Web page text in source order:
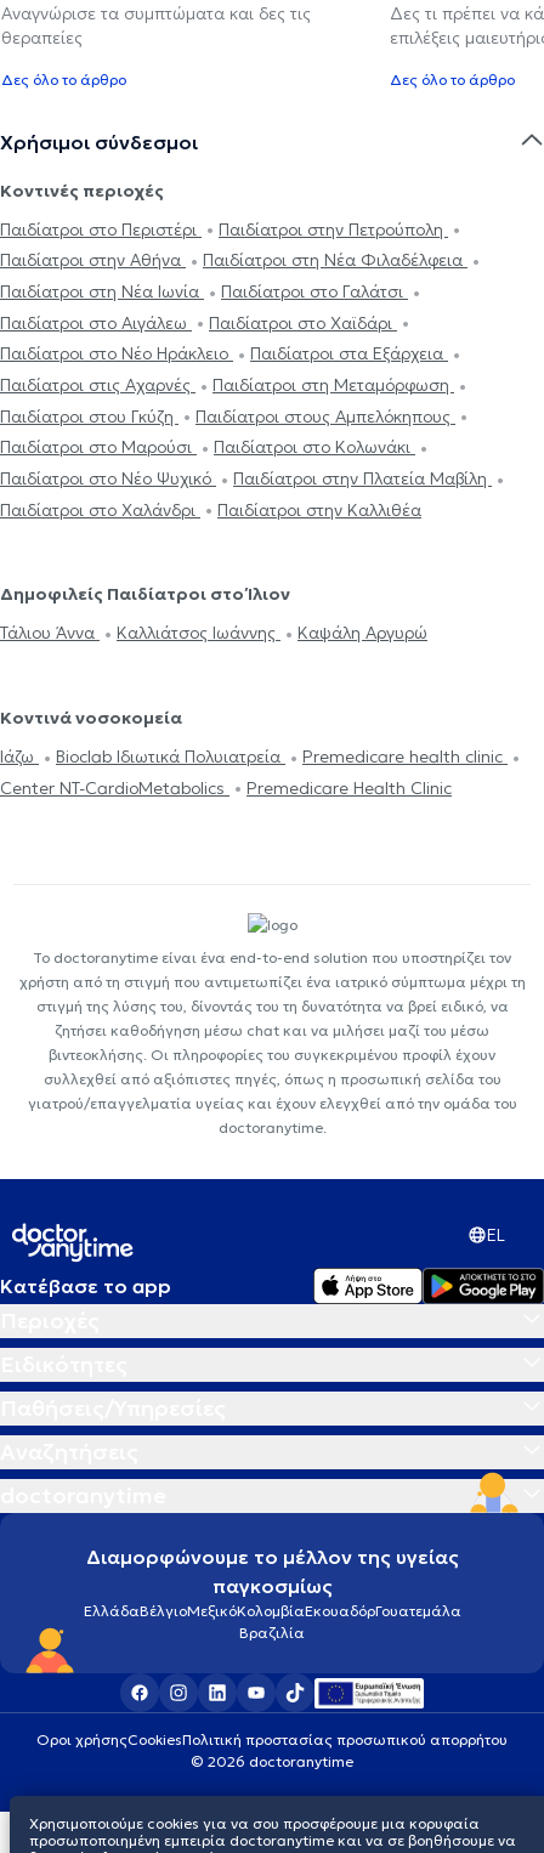
Αναγνώρισε τα συμπτώματα και δες τις
θεραπείες
Δες όλο το άρθρο
Δες τι πρέπει να
επιλέξεις
Δες όλο το άρθρο
Χρήσιμοι σύνδεσμοι
Κοντινές περιοχές
Παιδίατροι στο Περιστέρι
Παιδίατροι στην Πετρούπολη
Παιδίατροι στην Αθήνα
Παιδίατροι στη Νέα Φιλαδέλφεια
Παιδίατροι στη Νέα Ιωνία
Παιδίατροι στο Γαλάτσι
Παιδίατροι στο Αιγάλεω
Παιδίατροι στο Χαϊδάρι
Παιδίατροι στο Νέο Ηράκλειο
Παιδίατροι στα Εξάρχεια
Παιδίατροι στις Αχαρνές
Παιδίατροι στη Μεταμόρφωση
Παιδίατροι στου Γκύζη
Παιδίατροι στους Αμπελόκηπους
Παιδίατροι στο Μαρούσι
Παιδίατροι στο Κολωνάκι
Παιδίατροι στο Νέο Ψυχικό
Παιδίατροι στην Πλατεία Μαβίλη
Παιδίατροι στο Χαλάνδρι
Παιδίατροι στην Καλλιθέα
Δημοφιλείς Παιδίατροι στο Ίλιον
Τάλιου Άννα
Καλλιάτσος Ιωάννης Καψάλη Αργυρώ
Κοντινά νοσοκομεία
Ιάζω
Bioclab Ιδιωτικά Πολυιατρεία
Premedicare health clinic
Center NT-CardioMetabolics
Premedicare Health Clinic
Το doctoranytime είναι ένα end-to-end solution που υποστηρίζει τον
χρήστη από τη στιγμή που αντιμετωπίζει ένα ιατρικό σύμπτωμα μέχρι τη
στιγμή της λύσης του, δίνοντάς του τη δυνατότητα να βρεί ειδικό, να
ζητήσει καθοδήγηση μέσω chat και να μιλήσει μαζί του μέσω
βιντεοκλήσης. Οι πληροφορίες του συγκεκριμένου προφίλ έχουν
συλλεχθεί από αξιόπιστες πηγές, όπως η προσωπική σελίδα του
γιατρού/επαγγελματία υγείας και έχουν ελεγχθεί από την ομάδα του
doctoranytime.
EL
Κατέβασε το app
Διαμορφώνουμε το μέλλον της υγείας
παγκοσμίως
ΕλλάδαΒέλγιοΜεξικόΚολομβίαΕκουαδόρΓουατεμάλα
Βραζιλία
Οροι χρήσηςCookiesΠολιτική προστασίας προσωπικού απορρήτου
© 2026 doctoranytime
Χρησιμοποιούμε cookies για να σου προσφέρουμε μια κορυφαία
προσωποποιημένη εμπειρία doctoranytime και να σε βοηθήσουμε να